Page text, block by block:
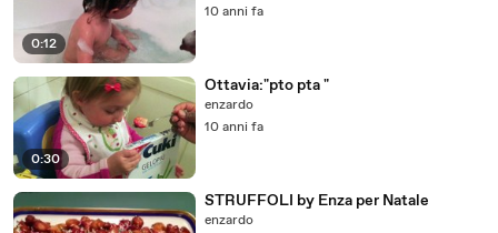
0:12
10 anni fa
0:30
Ottavia:"pto pta "
enzardo
10 anni fa
STRUFFOLI by Enza per Natale
enzardo